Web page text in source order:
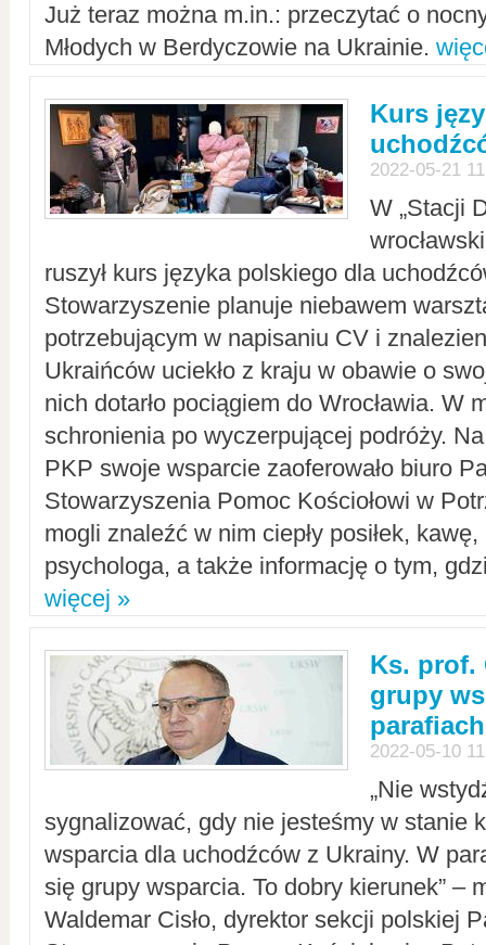
Już teraz można m.in.: przeczytać o
Młodych w Berdyczowie na Ukrainie.
Kurs
2022-05-21
W „Stacji
ruszył kurs języka polskiego dla
Stowarzyszenie planuje niebawem
potrzebującym w napisaniu CV i
Ukraińców uciekło z kraju w obawie o
nich dotarło pociągiem do Wrocławia. W
schronienia po wyczerpującej podróży.
PKP swoje wsparcie zaoferowało biuro
Stowarzyszenia Pomoc Kościołowi w
mogli znaleźć w nim ciepły posiłek,
psychologa, a także informację o tym,
więcej »
Ks. prof.
grupy
parafiach
2022-05-10
„Nie
sygnalizować, gdy nie jesteśmy w stanie
wsparcia dla uchodźców z Ukrainy. W
się grupy wsparcia. To dobry kierunek” –
Waldemar Cisło, dyrektor sekcji polskiej